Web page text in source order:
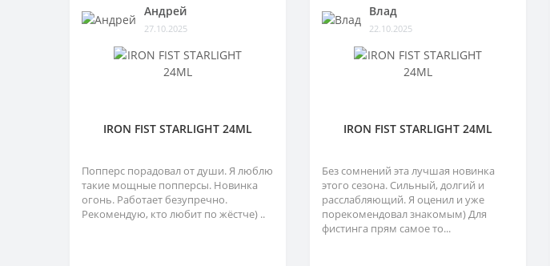
Андрей
27.10.2025
IRON FIST STARLIGHT 24ML
Попперс порадовал от души. Я люблю
такие мощные попперсы. Новинка
огонь. Работает безупречно.
Рекомендую, кто любит по жёстче) ..
Влад
22.10.2025
IRON FIST STARLIGHT 24ML
Без сомнений эта лучшая новинка
этого сезона. Сильный, долгий и
расслабляющий. Я оценил и уже
порекомендовал знакомым) Для
фистинга прям самое то...